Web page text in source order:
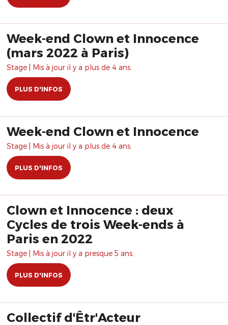
Week-end Clown et Innocence
(mars 2022 à Paris)
Stage | Mis à jour il y a plus de 4 ans.
PLUS D'INFOS
Week-end Clown et Innocence
Stage | Mis à jour il y a plus de 4 ans.
PLUS D'INFOS
Clown et Innocence : deux
Cycles de trois Week-ends à
Paris en 2022
Stage | Mis à jour il y a presque 5 ans.
PLUS D'INFOS
Collectif d'Êtr'Acteur